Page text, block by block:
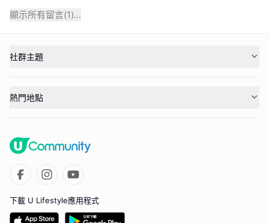
顯示所有留言(1)...
社群主題
熱門地點
下載 U Lifestyle應用程式